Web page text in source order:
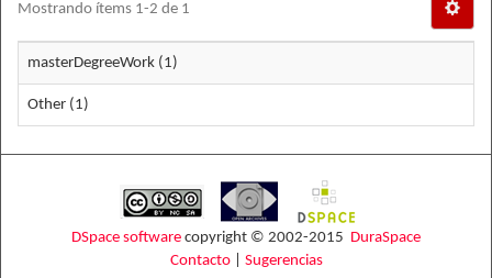
Mostrando ítems 1-2 de 1
masterDegreeWork (1)
Other (1)
DSpace software copyright © 2002-2015 DuraSpace
Contacto| Sugerencias